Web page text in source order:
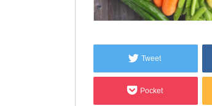
Tweet
Pocket